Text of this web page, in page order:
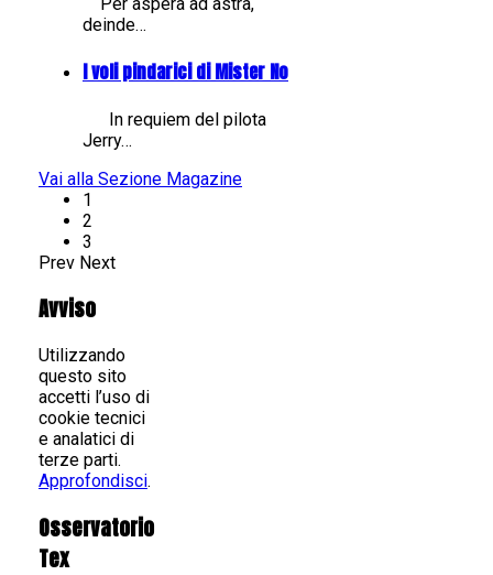
deinde…
I voli pindarici di Mister No
In requiem del pilota
Jerry…
Vai alla Sezione Magazine
1
2
3
Prev Next
Avviso
Utilizzando
questo sito
accetti l’uso di
cookie tecnici
e analatici di
terze parti.
Approfondisci.
Osservatorio
Tex